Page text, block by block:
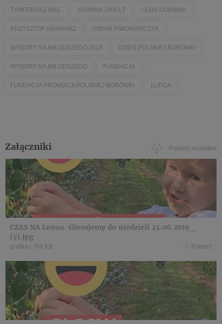
TYMOTEUSZ BIEL JAŚMINA JANELT LEON GÓRNIAK
KRZYSZTOF KRAMARZ OSKAR PIWOWARCZYK
WYBORY NAJMŁODSZEGO 2019 DZIEŃ POLSKIEJ BORÓWKI
WYBORY NAJMŁODSZEGO FUNDACJA
FUNDACJA PROMOCJI POLSKIEJ BORÓWKI 1LIPCA
Załączniki Pobierz wszystkie
CZAS NA Leona. Glosujemy do niedzieli 23.06.2019_
(7).jpg
grafika | 708 KB Pobierz